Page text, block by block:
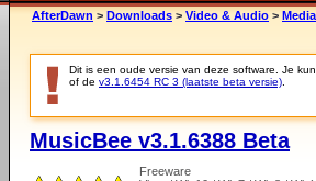
AfterDawn > Downloads > Video & Audio >
Dit is een oude versie van deze software. Je
of de v3.1.6454 RC 3 (laatste beta versie)
MusicBee v3.1.6388 Beta
Freeware